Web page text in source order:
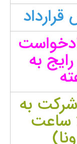
به
به
صورت آنلاین و 24 ساعت